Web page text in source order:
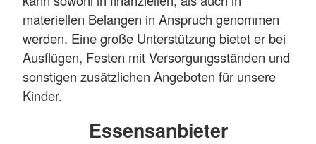
materiellen Belangen in Anspruch genommen
werden. Eine große Unterstützung bietet er bei
Ausflügen, Festen mit Versorgungsständen und
sonstigen zusätzlichen Angeboten für unsere
Kinder.
Essensanbieter